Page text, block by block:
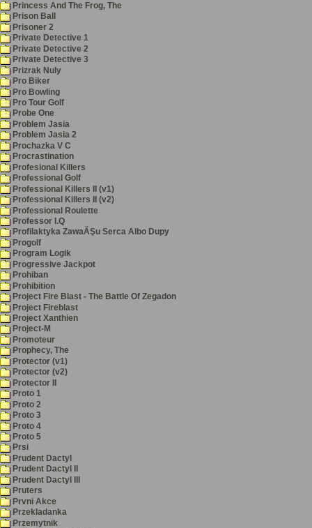
Princess And The Frog, The
Prison Ball
Prisoner 2
Private Detective 1
Private Detective 2
Private Detective 3
Prizrak Nuly
Pro Biker
Pro Bowling
Pro Tour Golf
Probe One
Problem Jasia
Problem Jasia 2
Prochazka V C
Procrastination
Profesional Killers
Professional Golf
Professional Killers II (v1)
Professional Killers II (v2)
Professional Roulette
Professor I.Q
Profilaktyka ZawaĂŞu Serca Albo Dupy
Progolf
Program Logik
Progressive Jackpot
Prohiban
Prohibition
Project Fire Blast - The Battle Of Zegadon
Project Fireblast
Project Xanthien
Project-M
Promoteur
Prophecy, The
Protector (v1)
Protector (v2)
Protector II
Proto 1
Proto 2
Proto 3
Proto 4
Proto 5
Prsi
Prudent Dactyl
Prudent Dactyl II
Prudent Dactyl III
Pruters
Prvni Akce
Przekladanka
Przemytnik